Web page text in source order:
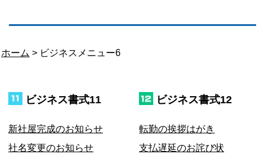
ホーム > ビジネスメニュー6
ビジネス書式11
新社屋完成のお知らせ
社名変更のお知らせ
ビジネス書式12
転勤の挨拶はがき
支払遅延のお詫び状